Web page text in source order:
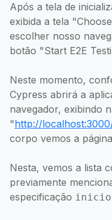
Após a tela de
exibida a tela
escolher nosso
botão "Start E2E
Neste momento,
Cypress abrirá a
navegador, exibindo
"http://
corpo vemos a
Nesta, vemos a lista
previamente
especificação